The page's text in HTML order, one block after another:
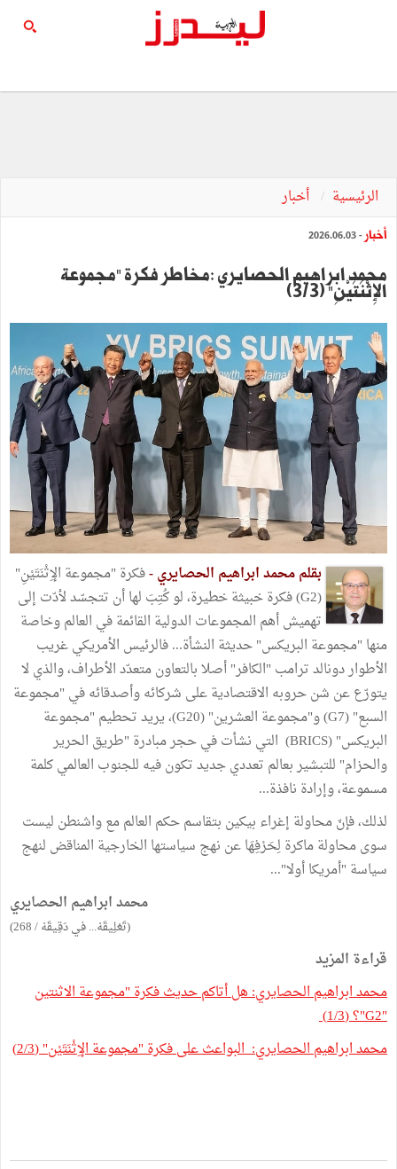
الرئيسية أخبار
أخبار - 2026.06.03
محمد ابراهيم الحصايري :مخاطر فكرة "مجموعة
الإِثْنَتَيْنِ" (3/3)
بقلم محمد ابراهيم الحصايري -فكرة "مجموعة الإِثْنَتَيْنِ"
(G2) فكرة خبيثة خطيرة، لو كُتِبَ لها أن تتجسّد لأدّت إلى
تهميش أهم المجموعات الدولية القائمة في العالم وخاصة
منها "مجموعة البريكس" حديثة النشأة... فالرئيس الأمريكي غريب
الأطوار دونالد ترامب "الكافر" أصلا بالتعاون متعدّد الأطراف، والذي لا
يتورّع عن شن حروبه الاقتصادية على شركائه وأصدقائه في "مجموعة
السبع" (G7) و"مجموعة العشرين" (G20)، يريد تحطيم "مجموعة
البريكس" (BRICS) التي نشأت في حجر مبادرة "طريق الحرير
والحزام" للتبشير بعالم تعددي جديد تكون فيه للجنوب العالمي كلمة
مسموعة، وإرادة نافذة...
لذلك، فإنّ محاولة إغراء بيكين بتقاسم حكم العالم مع واشنطن ليست
سوى محاولة ماكرة لِحَرْفِهَا عن نهج سياستها الخارجية المناقض لنهج
سياسة "أمريكا أولا"...
محمد ابراهيم الحصايري
(تَعْلِيقَهْ... في دَقِيقَهْ / 268)
قراءة المزيد
محمد ابراهيم الحصايري: هل أتاكم حديث فكرة "مجموعة الاثنتين
"G2"؟ (1/3)
محمد ابراهيم الحصايري: البواعث على فكرة "مجموعة الإِثْنَتَيْن" (2/3)